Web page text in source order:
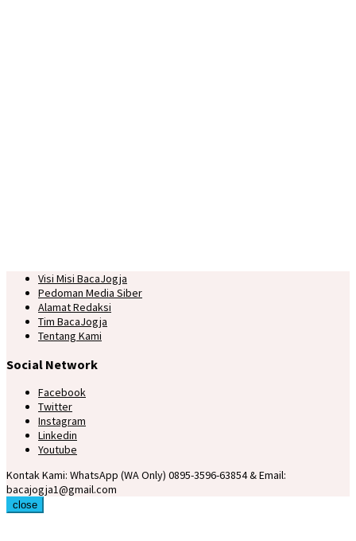
Visi Misi BacaJogja
Pedoman Media Siber
Alamat Redaksi
Tim BacaJogja
Tentang Kami
Social Network
Facebook
Twitter
Instagram
Linkedin
Youtube
Kontak Kami: WhatsApp (WA Only) 0895-3596-63854 & Email:
bacajogja1@gmail.com
close